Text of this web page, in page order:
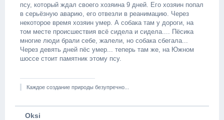
псу, который ждал своего хозяина 9 дней. Его хозяин попал
в серьёзную аварию, его отвезли в реанимацию. Через
некоторое время хозяин умер. А собака там у дороги, на
том месте происшествия всё сидела и сидела.... Пёсика
многие люди брали себе, жалели, но собака сбегала...
Через девять дней пёс умер... теперь там же, на Южном
шоссе стоит памятник этому псу.
Каждое создание природы безупречно...
Oksi